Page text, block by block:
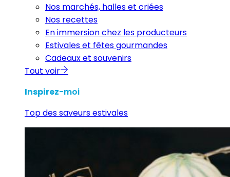
Nos marchés, halles et criées
Nos recettes
En immersion chez les producteurs
Estivales et fêtes gourmandes
Cadeaux et souvenirs
Tout voir
Inspirez-moi
Top des saveurs estivales